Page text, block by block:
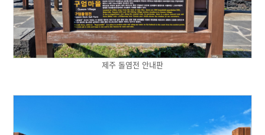
제주 돌염전 안내판